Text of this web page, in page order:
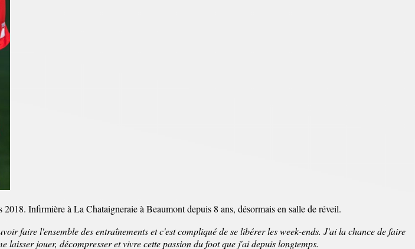
Infirmière à La Chataigneraie à Beaumont depuis 8 ans, désormais en salle de réveil.
faire l'ensemble des entraînements et c'est compliqué de se libérer les week-ends. J'ai la chance de faire
jouer, décompresser et vivre cette passion du foot que j'ai depuis longtemps.